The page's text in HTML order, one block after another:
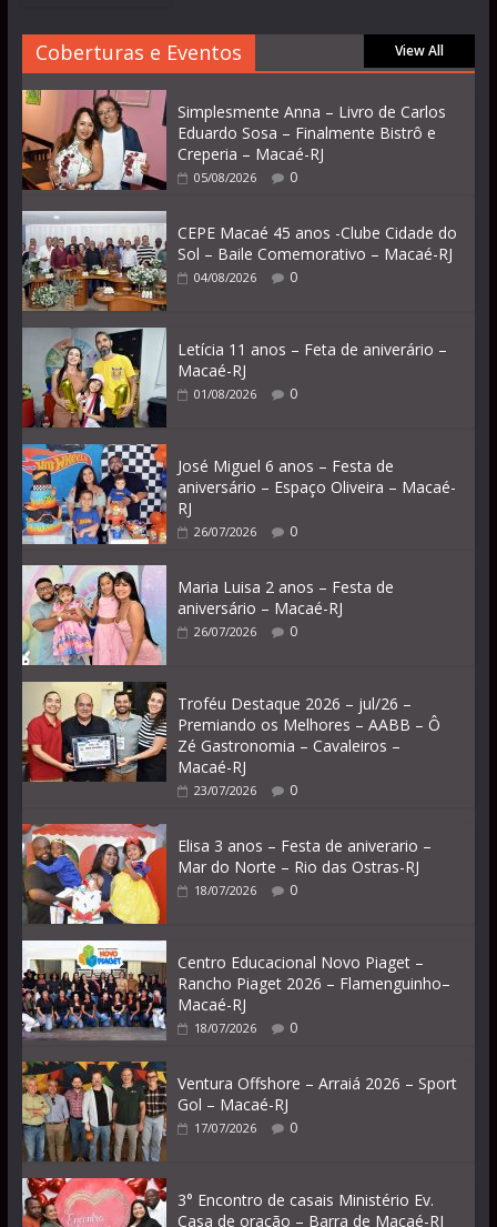
Coberturas e Eventos View All
Simplesmente Anna – Livro de Carlos
Eduardo Sosa – Finalmente Bistrô e
Creperia – Macaé-RJ
05/08/2026 0
CEPE Macaé 45 anos -Clube Cidade do
Sol – Baile Comemorativo – Macaé-RJ
04/08/2026 0
Letícia 11 anos – Feta de aniverário –
Macaé-RJ
01/08/2026 0
José Miguel 6 anos – Festa de
aniversário – Espaço Oliveira – Macaé-
RJ
26/07/2026 0
Maria Luisa 2 anos – Festa de
aniversário – Macaé-RJ
26/07/2026 0
Troféu Destaque 2026 – jul/26 –
Premiando os Melhores – AABB – Ô
Zé Gastronomia – Cavaleiros –
Macaé-RJ
23/07/2026 0
Elisa 3 anos – Festa de aniverario –
Mar do Norte – Rio das Ostras-RJ
18/07/2026 0
Centro Educacional Novo Piaget –
Rancho Piaget 2026 – Flamenguinho–
Macaé-RJ
18/07/2026 0
Ventura Offshore – Arraiá 2026 – Sport
Gol – Macaé-RJ
17/07/2026 0
3° Encontro de casais Ministério Ev.
Casa de oração – Barra de Macaé-RJ